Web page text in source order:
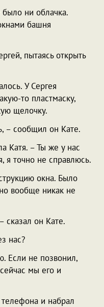
ни облачка.
башня
пытаясь открыть
У Сергея
то пластмаску,
щелочку.
– сообщил он Кате.
Катя. – Ты же у нас
я точно не справлюсь.
окна. Было
вообще никак не
сказал он Кате.
нас?
Если не позвонил,
мы его и
телефона и набрал